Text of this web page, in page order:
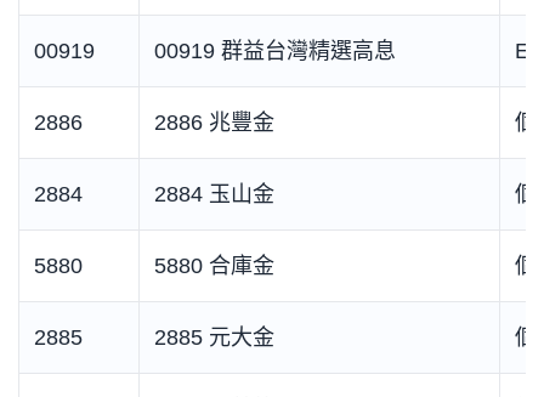
00919 00919 群益台灣精選高息
2886 2886 兆豐金 個
2884 2884 玉山金 個
5880 5880 合庫金 個
2885 2885 元大金 個